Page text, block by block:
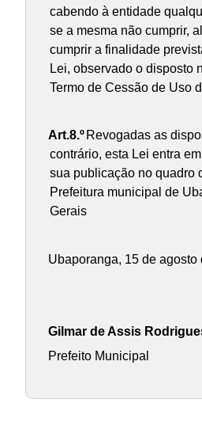
cabendo à entidade
se a mesma não cumprir,
cumprir a finalidade
Lei, observado o disposto
Termo de Cessão de Uso
Art.8.º Revogadas as
contrário, esta Lei entra
sua publicação no quadro
Prefeitura municipal de
Gerais
Ubaporanga, 15 de agosto
Gilmar de Assis
Prefeito Municipal